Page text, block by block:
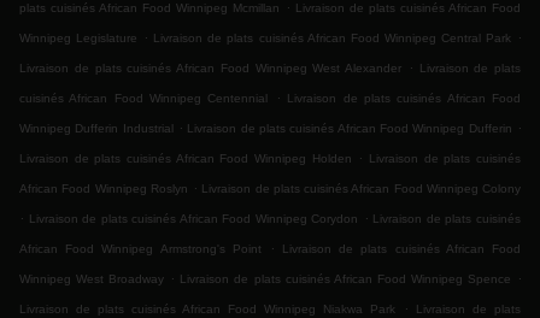
plats cuisinés African Food Winnipeg Mcmillan . Livraison de plats cuisinés African Food
Winnipeg Legislature . Livraison de plats cuisinés African Food Winnipeg Central Park .
Livraison de plats cuisinés African Food Winnipeg West Alexander . Livraison de plats
cuisinés African Food Winnipeg Centennial . Livraison de plats cuisinés African Food
Winnipeg Dufferin Industrial . Livraison de plats cuisinés African Food Winnipeg Dufferin .
Livraison de plats cuisinés African Food Winnipeg Holden . Livraison de plats cuisinés
African Food Winnipeg Roslyn . Livraison de plats cuisinés African Food Winnipeg Colony
. Livraison de plats cuisinés African Food Winnipeg Corydon . Livraison de plats cuisinés
African Food Winnipeg Armstrong's Point . Livraison de plats cuisinés African Food
Winnipeg West Broadway . Livraison de plats cuisinés African Food Winnipeg Spence .
Livraison de plats cuisinés African Food Winnipeg Niakwa Park . Livraison de plats